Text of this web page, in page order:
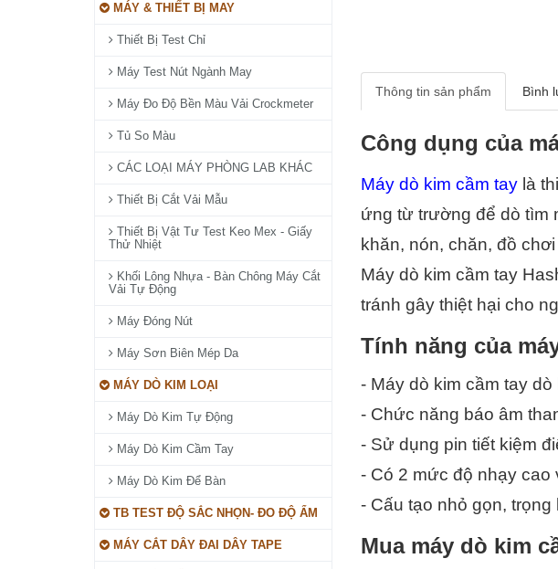
Thông tin sản phẩm Bình
Công dụng của
Máy dò kim cầm tay là
ứng từ trường để dò tìm
khăn, nón, chăn, đồ chơi
Máy dò kim cầm tay
tránh gây thiệt hại cho
Tính năng của
- Máy dò kim cầm tay
- Chức năng báo âm
- Sử dụng pin tiết kiệm
- Có 2 mức độ nhạy cao
- Cấu tạo nhỏ gọn,
Mua máy dò kim
MÁY & THIẾT BỊ MAY
Thiết Bị Test Chỉ
Máy Test Nút Ngành May
Máy Đo Độ Bền Màu Vải Crockmeter
Tủ So Màu
CÁC LOẠI MÁY PHÒNG LAB KHÁC
Thiết Bị Cắt Vải Mẫu
Thiết Bị Vật Tư Test Keo Mex - Giấy
Thử Nhiệt
Khối Lông Nhựa - Bàn Chông Máy Cắt
Vải Tự Động
Máy Đóng Nút
Máy Sơn Biên Mép Da
MÁY DÒ KIM LOẠI
Máy Dò Kim Tự Động
Máy Dò Kim Cầm Tay
Máy Dò Kim Để Bàn
TB TEST ĐỘ SẮC NHỌN- ĐO ĐỘ ẨM
MÁY CẮT DÂY ĐAI DÂY TAPE